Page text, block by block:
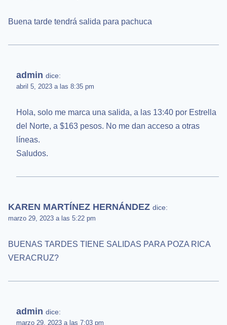
Buena tarde tendrá salida para pachuca
admin dice:
abril 5, 2023 a las 8:35 pm
Hola, solo me marca una salida, a las 13:40 por Estrella
del Norte, a $163 pesos. No me dan acceso a otras
líneas.
Saludos.
KAREN MARTÍNEZ HERNÁNDEZ dice:
marzo 29, 2023 a las 5:22 pm
BUENAS TARDES TIENE SALIDAS PARA POZA RICA
VERACRUZ?
admin dice:
marzo 29, 2023 a las 7:03 pm